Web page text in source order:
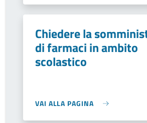
Chiedere la
di farmaci in ambito
scolastico
VAI ALLA PAGINA